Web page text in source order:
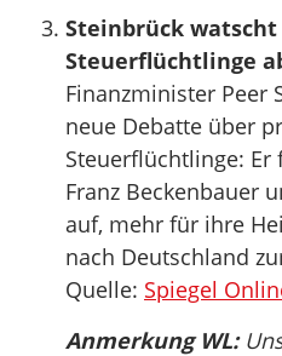
Steinbrück watscht
Steuerflüchtlinge
Finanzminister Peer
neue Debatte über
Steuerflüchtlinge:
Franz Beckenbauer
auf, mehr für ihre
nach Deutschland
Quelle: Spiegel
Anmerkung WL: